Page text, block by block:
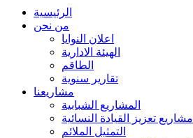
الرئيسية
من نحن
اعلان النوايا
الهيئة الادارية
الطاقم
تقارير سنوية
مشاريعنا
المشاريع الشبابية
مشاريع تعزيز القيادة النسائية
التمثيل الملائم